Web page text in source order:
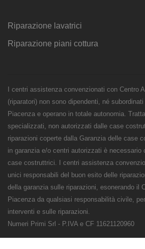
Riparazione lavatrici
Riparazione piani cottura
I centri assistenza convenzionati con Centro
(riparatori) non sono dipendenti, né
Piacenza e operano in totale autonomia.
specializzati, non autorizzati dalle case
riparazioni coperte dalla Garanzia delle case
in garanzia e/o centri autorizzati è necessario
case costruttrici. I centri assistenza
unici responsabili del buon esito delle
della garanzia sulle riparazioni, esonerando il
Piacenza da qualsiasi responsabilità civile,
interventi e sulle riparazioni.
Numeri Primi Srl - P.IVA e CF 11621120960